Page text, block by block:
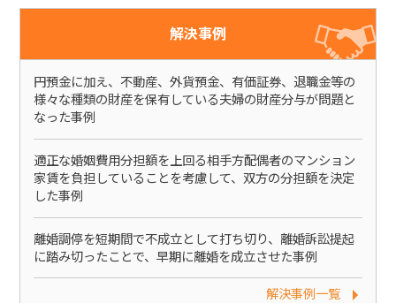
解決事例
円預金に加え、不動産、外貨預金、有価証券、退職金等の
様々な種類の財産を保有している夫婦の財産分与が問題と
なった事例
適正な婚姻費用分担額を上回る相手方配偶者のマンション
家賃を負担していることを考慮して、双方の分担額を決定
した事例
離婚調停を短期間で不成立として打ち切り、離婚訴訟提起
に踏み切ったことで、早期に離婚を成立させた事例
解決事例一覧